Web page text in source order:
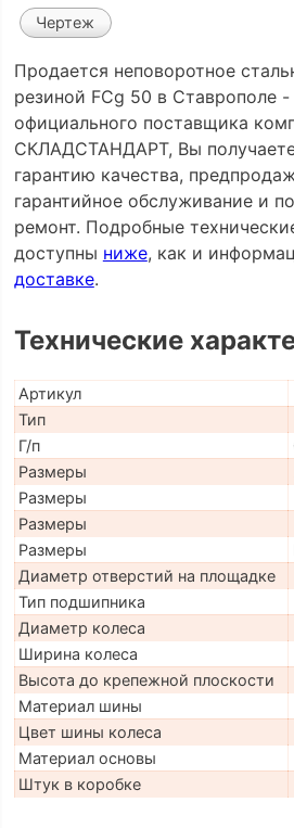
Чертеж
Продается неповоротное
резиной FCg 50 в Ставрополе -
официального поставщика
СКЛАДСТАНДАРТ, Вы
гарантию качества,
гарантийное обслуживание и
ремонт. Подробные
доступны ниже, как и
доставке.
Технические
Артикул
Тип
Г/п
Размеры
Размеры
Размеры
Размеры
Диаметр отверстий на площадке
Тип подшипника
Диаметр колеса
Ширина колеса
Высота до крепежной плоскости
Материал шины
Цвет шины колеса
Материал основы
Штук в коробке